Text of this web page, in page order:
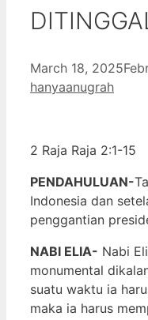
March 18, 2025
hanyaanugrah
2 Raja Raja 2:1-15
PENDAHULUAN-
Indonesia dan
penggantian
NABI ELIA- Nabi
monumental
suatu waktu ia
maka ia harus